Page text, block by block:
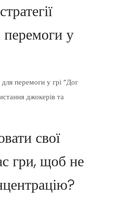
перемоги у
перемоги у грі “Дог
джокерів та
свої
гри, щоб не